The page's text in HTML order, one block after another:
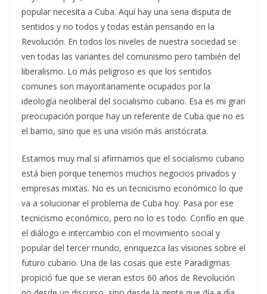
popular necesita a Cuba. Aquí hay una seria disputa de
sentidos y no todos y todas están pensando en la
Revolución. En todos los niveles de nuestra sociedad se
ven todas las variantes del comunismo pero también del
liberalismo. Lo más peligroso es que los sentidos
comunes son mayoritariamente ocupados por la
ideología neoliberal del socialismo cubano. Esa es mi gran
preocupación porque hay un referente de Cuba que no es
el barrio, sino que es una visión más aristócrata.
Estamos muy mal si afirmamos que el socialismo cubano
está bien porque tenemos muchos negocios privados y
empresas mixtas. No es un tecnicismo económico lo que
va a solucionar el problema de Cuba hoy. Pasa por ese
tecnicismo económico, pero no lo es todo. Confío en que
el diálogo e intercambio con el movimiento social y
popular del tercer mundo, enriquezca las visiones sobre el
futuro cubano. Una de las cosas que este Paradigmas
propició fue que se vieran estos 60 años de Revolución